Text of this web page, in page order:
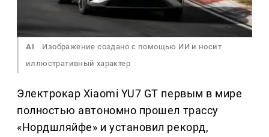
AI
Изображение создано с помощью ИИ и носит
иллюстративный характер
Электрокар Xiaomi YU7 GT первым в мире
полностью автономно прошел трассу
«Нордшляйфе» и установил рекорд,